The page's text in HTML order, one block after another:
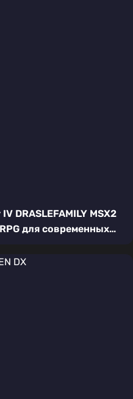
DRASLEFAMILY MSX2
для современных